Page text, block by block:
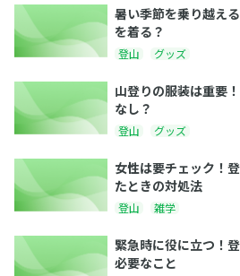
暑い季節を乗り越え
を着る？
登山 グッズ
山登りの服装は重要
なし？
登山 グッズ
女性は要チェック！
たときの対処法
登山 雑学
緊急時に役に立つ！
必要なこと